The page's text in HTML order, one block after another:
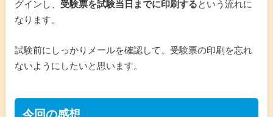
グインし、 受験票を試験当日までに印刷するという流れに
なります。
試験前にしっかりメールを確認して、受験票の印刷を忘れ
ないようにしたいと思います。
今回の感想